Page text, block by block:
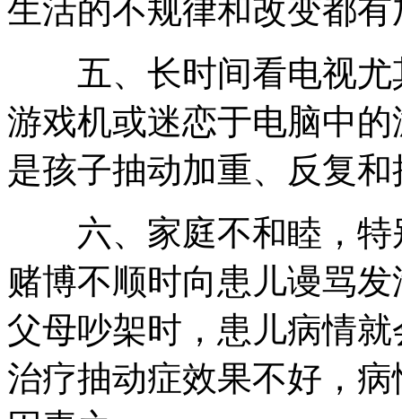
生活的不规律和改变都
五、长时间看电视尤
游戏机或迷恋于电脑中
是孩子抽动加重、反复
六、家庭不和睦，特
赌博不顺时向患儿谩骂
父母吵架时，患儿病情
治疗抽动症效果不好，